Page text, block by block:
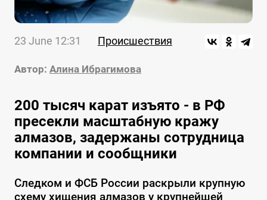
23 June 12:31 Происшествия
Автор: Алина Ибрагимова
200 тысяч карат изъято - в РФ
пресекли масштабную кражу
алмазов, задержаны сотрудница
компании и сообщники
Следком и ФСБ России раскрыли крупную
схему хищения алмазов у крупнейшей